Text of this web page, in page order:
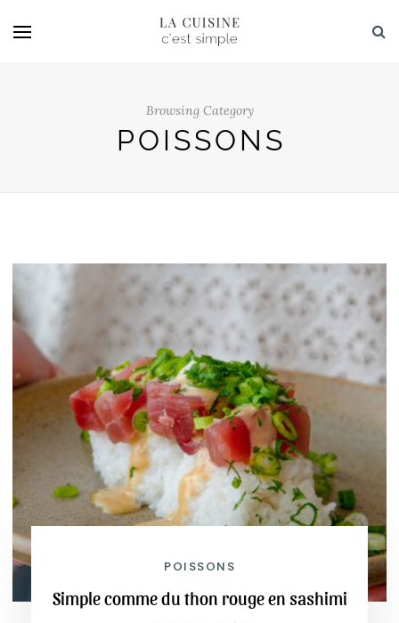
Browsing Category
POISSONS
POISSONS
Simple comme du thon rouge en sashimi